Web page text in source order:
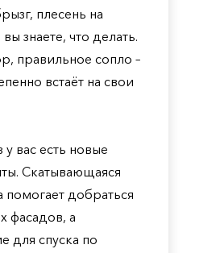
плесень на
вы знаете, что делать.
правильное сопло –
встаёт на свои
у вас есть новые
Скатывающаяся
помогает добраться
фасадов, а
для спуска по